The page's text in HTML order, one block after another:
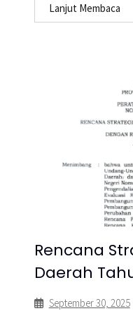
Lanjut Membaca
Rencana
Daerah
September 30, 2025